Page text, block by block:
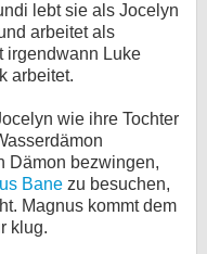
lebt sie als Jocelyn
arbeitet als
irgendwann Luke
arbeitet.
wie ihre Tochter
Dämon bezwingen,
Bane zu besuchen,
Magnus kommt dem
klug.